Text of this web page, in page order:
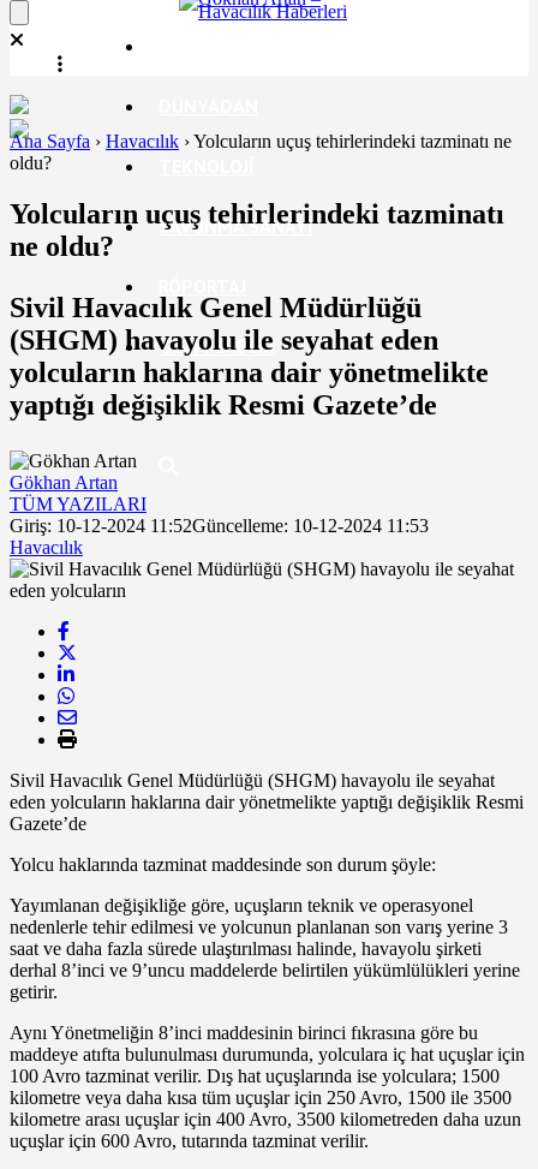
SAVUNMA SANAYI
GEZI REHBERI
Ana Sayfa › Havacılık ›Yolcuların uçuş tehirlerindeki tazminatı ne
oldu?
Yolcuların uçuş tehirlerindeki tazminatı
ne oldu?
Sivil Havacılık Genel Müdürlüğü
(SHGM) havayolu ile seyahat eden
yolcuların haklarına dair yönetmelikte
yaptığı değişiklik Resmi Gazete’de
Gökhan Artan
TÜM YAZILARI
Giriş: 10-12-2024 11:52Güncelleme: 10-12-2024 11:53
Havacılık
Sivil Havacılık Genel Müdürlüğü (SHGM) havayolu ile seyahat
eden yolcuların haklarına dair yönetmelikte yaptığı değişiklik Resmi
Gazete’de
Yolcu haklarında tazminat maddesinde son durum şöyle:
Yayımlanan değişikliğe göre, uçuşların teknik ve operasyonel
nedenlerle tehir edilmesi ve yolcunun planlanan son varış yerine 3
saat ve daha fazla sürede ulaştırılması halinde, havayolu şirketi
derhal 8’inci ve 9’uncu maddelerde belirtilen yükümlülükleri yerine
getirir.
Aynı Yönetmeliğin 8’inci maddesinin birinci fıkrasına göre bu
maddeye atıfta bulunulması durumunda, yolculara iç hat uçuşlar için
100 Avro tazminat verilir. Dış hat uçuşlarında ise yolculara; 1500
kilometre veya daha kısa tüm uçuşlar için 250 Avro, 1500 ile 3500
kilometre arası uçuşlar için 400 Avro, 3500 kilometreden daha uzun
uçuşlar için 600 Avro, tutarında tazminat verilir.